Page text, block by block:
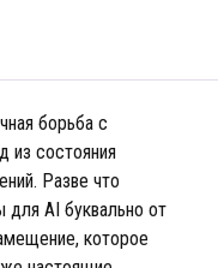
борьба с
из состояния
Разве что
для AI буквально от
которое